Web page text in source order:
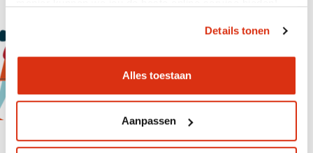
Details tonen
Alles toestaan
Aanpassen
deze ontmoetingen is de drempel om samen op
te trekken laag. Hierdoor ontstaan spontane
Wil je eens meemaken hoe dat gaat? Bezoek een
van onze vrij toegankelijke bijeenkomsten. Kijk
in deagendavoor data.